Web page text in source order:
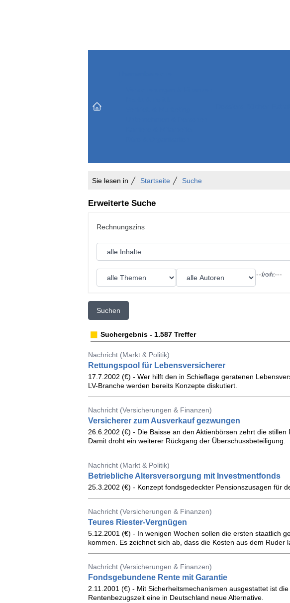
Sie lesen in Startseite Suche
Erweiterte Suche
von:
Suchen
Suchergebnis - 1.587 Treffer
Nachricht (Markt & Politik)
Rettungspool für Lebensversicherer
17.7.2002 (€) - Wer hilft den in Schieflage geratenen
LV-Branche werden bereits Konzepte diskutiert.
Nachricht (Versicherungen & Finanzen)
Versicherer zum Ausverkauf gezwungen
26.6.2002 (€) - Die Baisse an den Aktienbörsen zehrt die
Damit droht ein weiterer Rückgang der Überschussbeteiligung.
Nachricht (Markt & Politik)
Betriebliche Altersversorgung mit Investmentfonds
25.3.2002 (€) - Konzept fondsgedeckter Pensionszusagen für
Nachricht (Versicherungen & Finanzen)
Teures Riester-Vergnügen
5.12.2001 (€) - In wenigen Wochen sollen die ersten staatlich
kommen. Es zeichnet sich ab, dass die Kosten aus dem Ruder
Nachricht (Versicherungen & Finanzen)
Fondsgebundene Rente mit Garantie
2.11.2001 (€) - Mit Sicherheitsmechanismen ausgestattet ist
Rentenbezugszeit eine in Deutschland neue Alternative.